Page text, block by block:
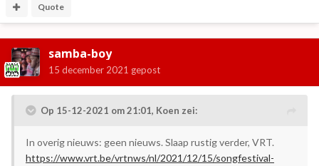
Quote
samba-boy
15 december 2021 gepost
Op 15-12-2021 om 21:01, Koen zei:
In overig nieuws: geen nieuws. Slaap rustig verder, VRT.
https://www.vrt.be/vrtnws/nl/2021/12/15/songfestival-